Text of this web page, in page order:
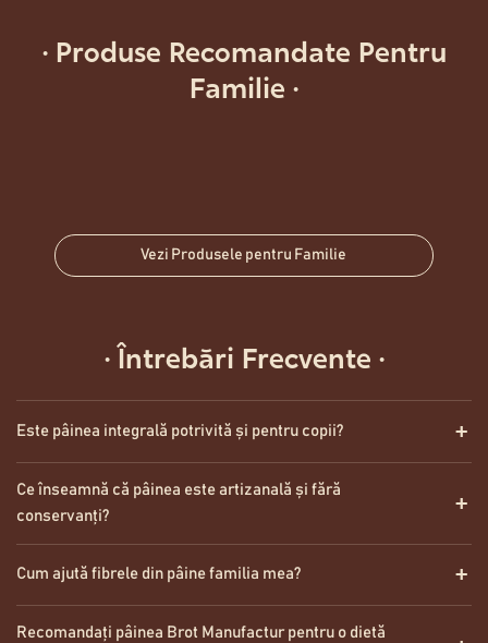
· Produse Recomandate Pentru
Familie ·
Vezi Produsele pentru Familie
·Întrebări Frecvente ·
Este pâinea integrală potrivită și pentru copii?
Ce înseamnă că pâinea este artizanală și fără
conservanți?
Cum ajută fibrele din pâine familia mea?
Recomandați pâinea Brot Manufactur pentru o dietă